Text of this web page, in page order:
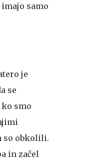
samo
je
se
smo
so obkolili.
in začel